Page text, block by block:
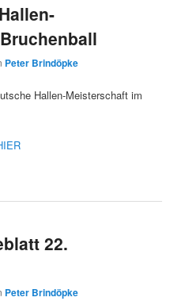
Peter Brindöpke
Hallen-Meisterschaft im
22.
Peter Brindöpke